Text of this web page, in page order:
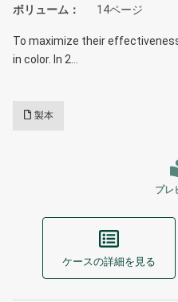
ボリューム
14ページ
To maximize their
in color. In 2…
製本
プレ
ケースの詳細を見る